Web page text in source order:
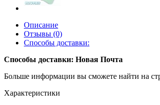
Описание
Отзывы (0)
Способы доставки:
Способы доставки: Новая Почта
Больше информации вы сможете найти на
Характеристики